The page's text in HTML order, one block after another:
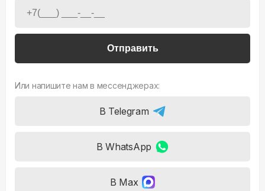
Отправить
Или напишите нам в мессенджерах:
В Telegram
В WhatsApp
В Max